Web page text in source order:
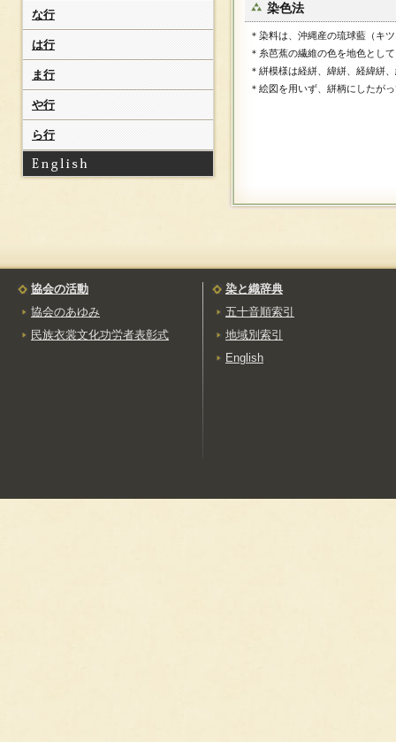
染色法
＊染料は、沖縄産の琉球藍（キ
＊糸芭蕉の繊維の色を地色とし
＊絣模様は経絣、緯絣、経緯絣
＊絵図を用いず、絣柄にしたが
亀田ぜんまい織
（かめだぜんまいおり）
加茂木綿
（かももめん）
き
喜如嘉の芭蕉布
（きじょかのばしょう
ふ）
黄八丈
（きはちじょう）
く
郡上紬
（くめじまつむぎ）
な行
は行
ま行
や行
ら行
協会の活動
協会のあゆみ
民族衣裳文化功労者表彰式
染と織辞典
五十音順索引
地域別索引
English